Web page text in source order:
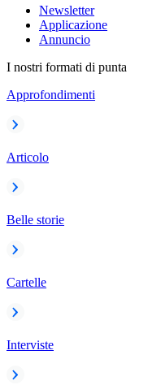
Newsletter
Applicazione
Annuncio
I nostri formati di punta
Approfondimenti
Articolo
Belle storie
Cartelle
Interviste